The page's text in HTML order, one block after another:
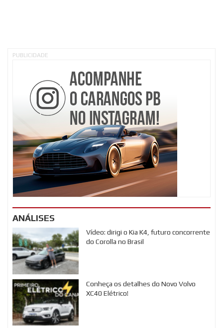
PUBLICIDADE
ANÁLISES
Vídeo: dirigi o Kia K4, futuro concorrente
do Corolla no Brasil
Conheça os detalhes do Novo Volvo
XC40 Elétrico!